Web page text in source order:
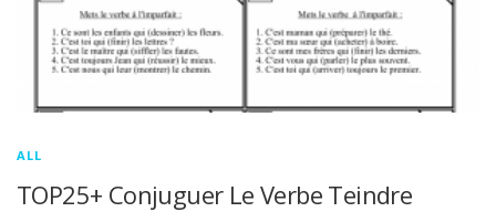
ALL
TOP25+ Conjuguer Le Verbe Teindre